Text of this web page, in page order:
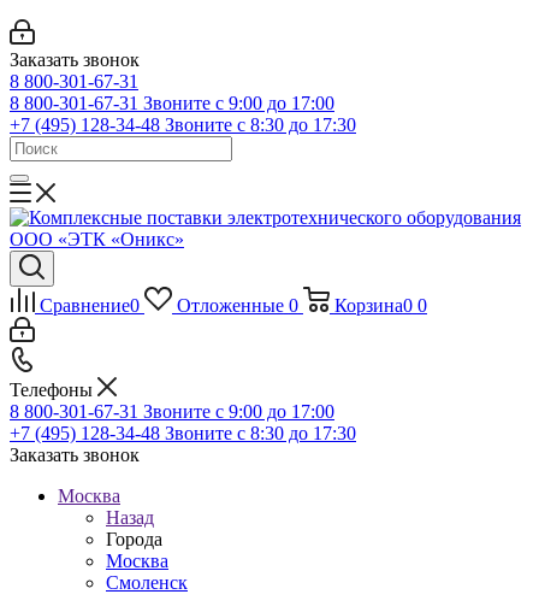
Заказать звонок
8 800-301-67-31
8 800-301-67-31 Звоните с 9:00 до 17:00
+7 (495) 128-34-48 Звоните с 8:30 до 17:30
Сравнение0 Отложенные 0 Корзина0 0
Телефоны
8 800-301-67-31 Звоните с 9:00 до 17:00
+7 (495) 128-34-48 Звоните с 8:30 до 17:30
Заказать звонок
Москва
Назад
Города
Москва
Смоленск